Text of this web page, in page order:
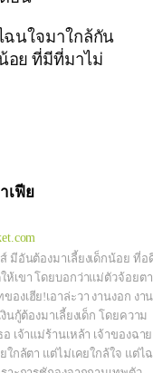
ฉนใจมาใกล้กัน
อย ที่มีที่มาไม่
เฟีย
มีอันต้องมาเลี้ยงเด็กน้อย ที่อ
ห้เขา โดยบอกว่าแม่ตัวจ้อยตา
องเฮีย!เอาล่ะวา งานงอก งาน
งินกู้ต้องมาเลี้ยงเด็ก โดยความ
เจ้าแม่ร้านเหล้า เจ้าของฉา
ใกล้ตา แต่ไม่เคยใกล้ใจ แต่ไ